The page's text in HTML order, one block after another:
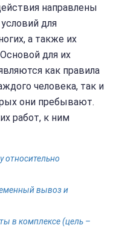
направлены
для
а также их
для их
как правила
человека, так и
они пребывают.
работ, к ним
относительно
вывоз и
в комплексе (цель –